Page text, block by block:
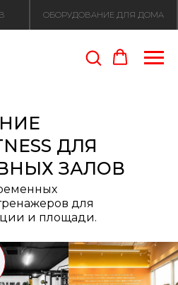
ДЛЯ
ЗАЛОВ
для
и площади.